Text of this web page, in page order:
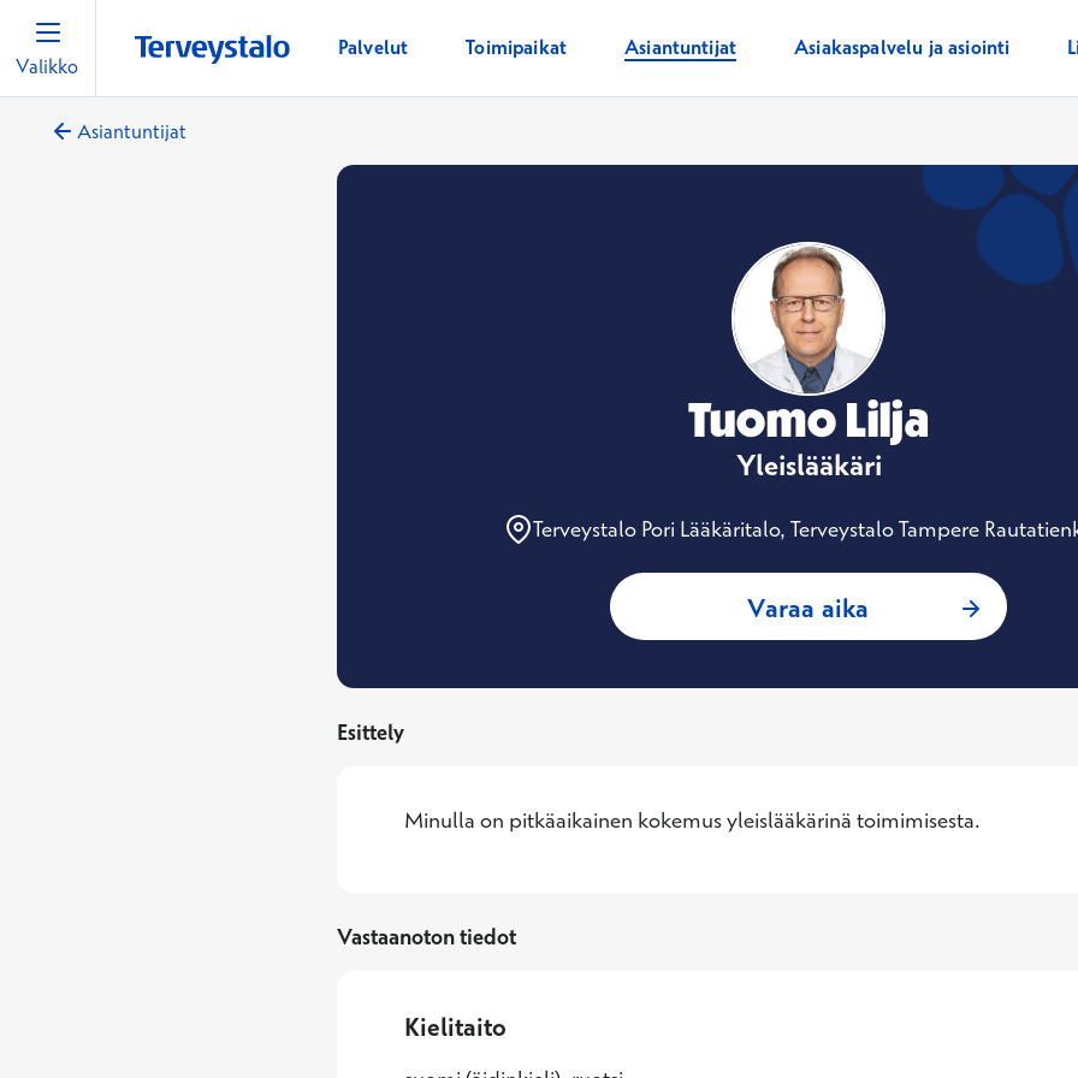
Valikko
Palvelut Toimipaikat Asiantuntijat Asiakaspalvelu ja asiointi
Asiantuntijat
Tuomo Lilja
Yleislääkäri
Terveystalo Pori Lääkäritalo, Terveystalo Tampere
Varaa aika : Tuomo Lilja,
Esittely
Minulla on pitkäaikainen kokemus yleislääkärinä toimimisesta.
Vastaanoton tiedot
Kielitaito